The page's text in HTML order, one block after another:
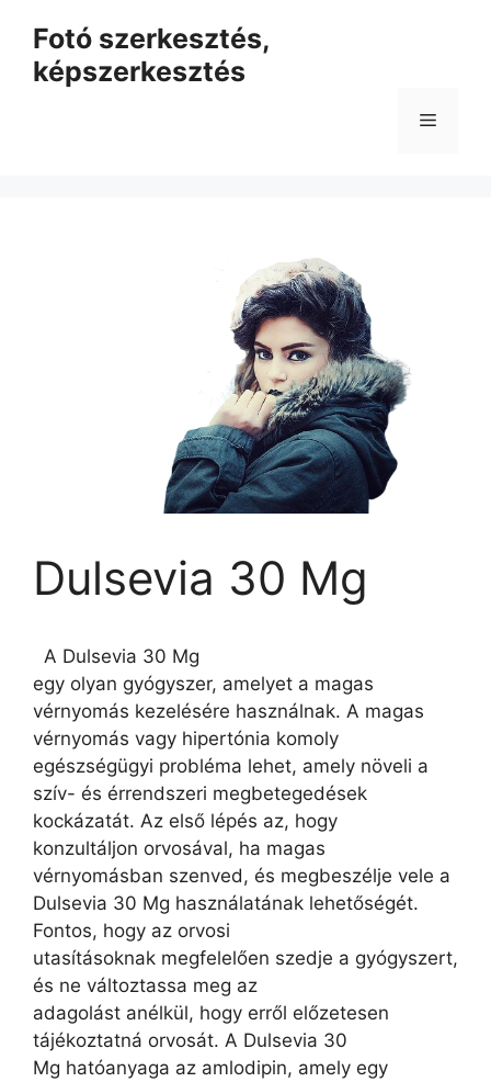
tartalomba
Fotó szerkesztés,
képszerkesztés
Menü
Dulsevia 30 Mg
A Dulsevia 30 Mg
egy olyan gyógyszer, amelyet a magas
vérnyomás kezelésére használnak. A magas
vérnyomás vagy hipertónia komoly
egészségügyi probléma lehet, amely növeli a
szív- és érrendszeri megbetegedések
kockázatát. Az első lépés az, hogy
konzultáljon orvosával, ha magas
vérnyomásban szenved, és megbeszélje vele a
Dulsevia 30 Mg használatának lehetőségét.
Fontos, hogy az orvosi
utasításoknak megfelelően szedje a gyógyszert,
és ne változtassa meg az
adagolást anélkül, hogy erről előzetesen
tájékoztatná orvosát. A Dulsevia 30
Mg hatóanyaga az amlodipin, amely egy